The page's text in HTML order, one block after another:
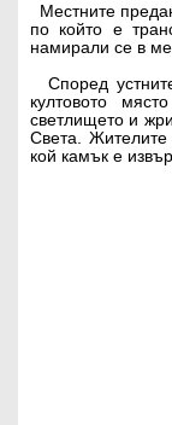
Местните
по който е
намирали се в
Според
култовото
светлището и
Света. Жителите
кой камък е